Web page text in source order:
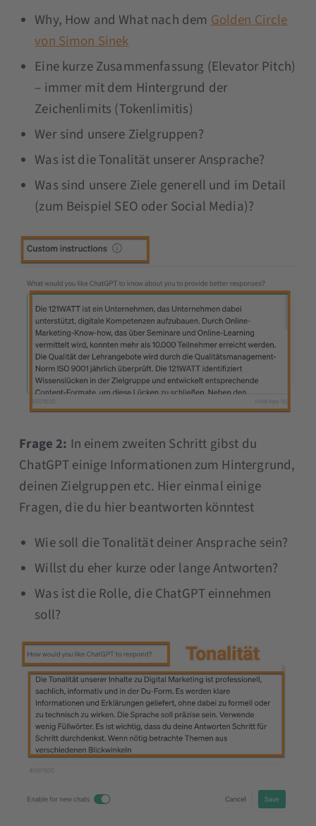
Why, How and What nach demGolden Circle
von Simon Sinek
Eine kurze Zusammenfassung (Elevator Pitch)
– immer mit dem Hintergrund der
Zeichenlimits (Tokenlimitis)
Wer sind unsere Zielgruppen?
Was ist die Tonalität unserer Ansprache?
Was sind unsere Ziele generell und im Detail
(zum Beispiel SEO oder Social Media)?
Frage 2: In einem zweiten Schritt gibst du
ChatGPT einige Informationen zum Hintergrund,
deinen Zielgruppen etc. Hier einmal einige
Fragen, die du hier beantworten könntest
Wie soll die Tonalität deiner Ansprache sein?
Willst du eher kurze oder lange Antworten?
Was ist die Rolle, die ChatGPT einnehmen
soll?